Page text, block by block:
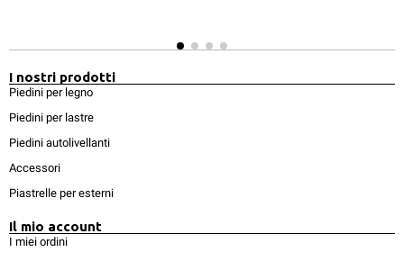
I nostri prodotti
Piedini per legno
Piedini per lastre
Piedini autolivellanti
Accessori
Piastrelle per esterni
Il mio account
I miei ordini